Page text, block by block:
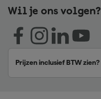
Wil je ons volgen?
Prijzen inclusief BTW zien?